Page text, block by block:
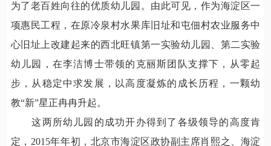
为了老百姓向往的优质幼儿园。由此可见，作为海淀区一
项惠民工程，在原冷泉村水果库旧址和屯佃村农业服务中
心旧址上改建起来的西北旺镇第一实验幼儿园、第二实验
幼儿园，在李洁博士带领的克丽斯团队支撑下，从零起
步，从稳定中求发展，以高度凝炼的成长历程，一颗幼
教“新”星正冉冉升起。
这两所幼儿园的成功开办得到了各级领导的高度肯
定， 2015年年初，北京市海淀区政协副主席肖熙之、海淀